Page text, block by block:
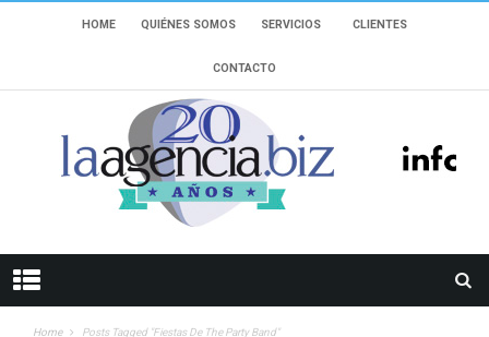
HOME QUIÉNES SOMOS SERVICIOS CLIENTES
CONTACTO
Home Posts Tagged "Fiestas De The Party Band"